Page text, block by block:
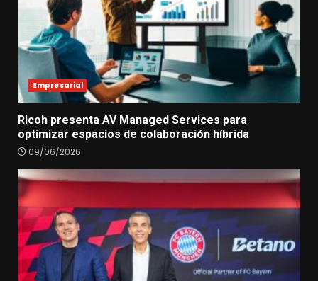
Empresarial
Ricoh presenta AV Managed Services para
optimizar espacios de colaboración híbrida
09/06/2026